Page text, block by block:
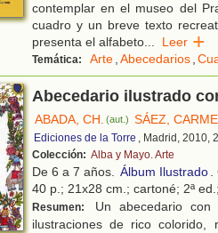
contemplar en el museo del
cuadro y un breve texto
presenta el alfabeto... Leer
Temática: Arte,Abecedarios,
Abecedario ilustrado
ABADA, CH. (aut.) SÁEZ,
Ediciones de la Torre , Madrid, 2010,
Colección: Alba y Mayo. Arte
De 6 a 7 años. Álbum Ilustrado.
40 p.; 21x28 cm.; cartoné; 2ª
Resumen:
Un abecedario
ilustraciones de rico